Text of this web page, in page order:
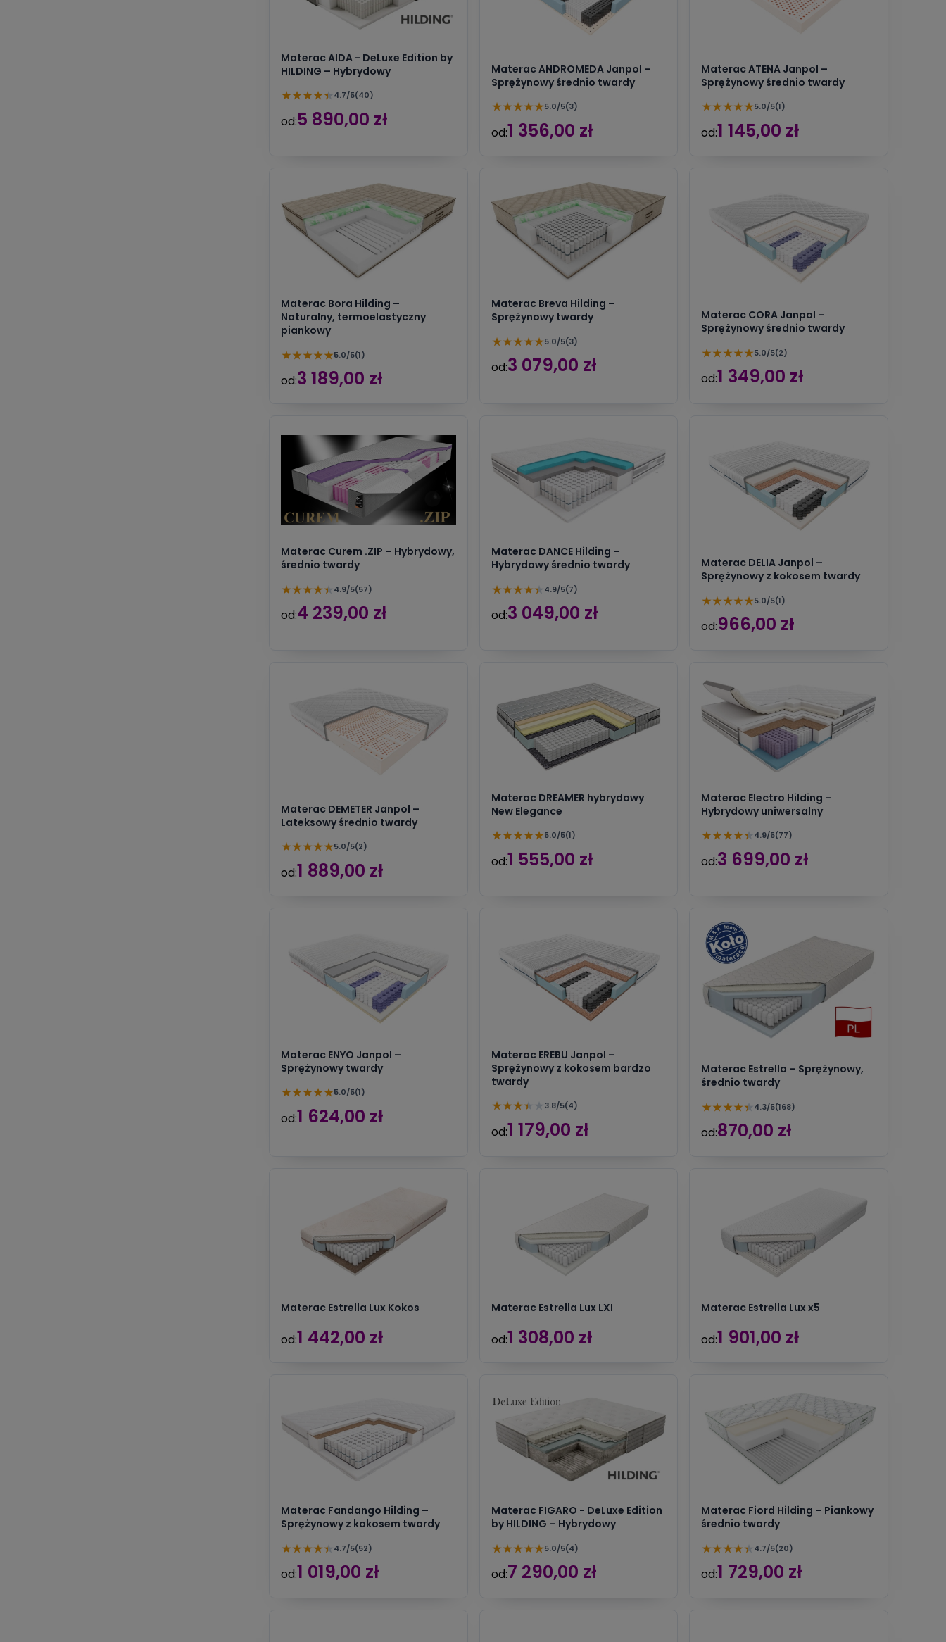
Materac AIDA - DeLuxe Edition by
HILDING – Hybrydowy
★★★★★4.7/5(40)
od:5 890,00 zł
Materac ANDROMEDA Janpol –
Sprężynowy średnio twardy
★★★★★5.0/5(3)
od:1 356,00 zł
Materac ATENA Janpol –
Sprężynowy średnio twardy
★★★★★5.0/5(1)
od:1 145,00 zł
Materac Bora Hilding –
Naturalny, termoelastyczny
piankowy
★★★★★5.0/5(1)
od:3 189,00 zł
Materac Breva Hilding –
Sprężynowy twardy
★★★★★5.0/5(3)
od:3 079,00 zł
Materac CORA Janpol –
Sprężynowy średnio twardy
★★★★★5.0/5(2)
od:1 349,00 zł
Materac Curem .ZIP – Hybrydowy,
średnio twardy
★★★★★4.9/5(57)
od:4 239,00 zł
Materac DANCE Hilding –
Hybrydowy średnio twardy
★★★★★4.9/5(7)
od:3 049,00 zł
Materac DELIA Janpol –
Sprężynowy z kokosem twardy
★★★★★5.0/5(1)
od:966,00 zł
Materac DEMETER Janpol –
Lateksowy średnio twardy
★★★★★5.0/5(2)
od:1 889,00 zł
Materac DREAMER hybrydowy
New Elegance
★★★★★5.0/5(1)
od:1 555,00 zł
Materac Electro Hilding –
Hybrydowy uniwersalny
★★★★★4.9/5(77)
od:3 699,00 zł
Materac ENYO Janpol –
Sprężynowy twardy
★★★★★5.0/5(1)
od:1 624,00 zł
Materac EREBU Janpol –
Sprężynowy z kokosem bardzo
twardy
★★★★ ★3.8/5(4)
od:1 179,00 zł
Materac Estrella – Sprężynowy,
średnio twardy
★★★★★4.3/5(168)
od:870,00 zł
Materac Estrella Lux Kokos
od:1 442,00 zł
Materac Estrella Lux LXI
od:1 308,00 zł
Materac Estrella Lux x5
od:1 901,00 zł
Materac Fandango Hilding –
Sprężynowy z kokosem twardy
★★★★★4.7/5(52)
od:1 019,00 zł
Materac FIGARO - DeLuxe Edition
by HILDING – Hybrydowy
★★★★★5.0/5(4)
od:7 290,00 zł
Materac Fiord Hilding – Piankowy
średnio twardy
★★★★★4.7/5(20)
od:1 729,00 zł